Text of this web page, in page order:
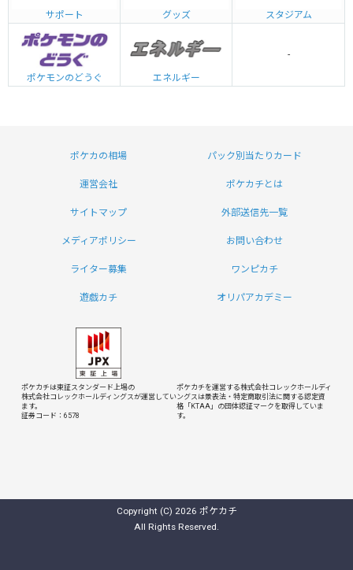
サポート グッズ スタジアム
ポケモンのどうぐ エネルギー
-
ポケカの相場 パック別当たりカード
運営会社 ポケカチとは
サイトマップ 外部送信先一覧
メディアポリシー お問い合わせ
ライター募集 ワンピカチ
遊戯カチ オリパアカデミー
ポケカチは東証スタンダード上場の
株式会社コレックホールディングスが運営してい
ます。
証券コード：6578
ポケカチを運営する株式会社コレックホールディ
ングスは景表法・特定商取引法に関する認定資
格「KTAA」の団体認証マークを取得していま
す。
Copyright (C) 2026 ポケカチ
All Rights Reserved.